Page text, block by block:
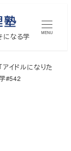
になる学 MENU
アイドルになりた
#542